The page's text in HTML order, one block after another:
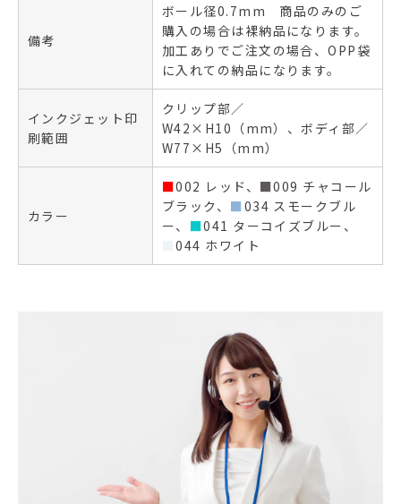
備考
ボール径0.7mm 商品のみのご
購入の場合は裸納品になります。
加工ありでご注文の場合、OPP袋
に入れての納品になります。
インクジェット印
刷範囲
クリップ部／
W42×H10（mm）、ボディ部／
W77×H5（mm）
カラー
■002 レッド、 ■009 チャコール
ブラック、 ■ 034 スモークブル
ー、 ■041 ターコイズブルー、
■044 ホワイト